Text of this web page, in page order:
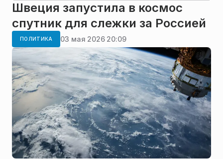
Швеция запустила в космос
спутник для слежки за Россией
ПОЛИТИКА 03 мая 2026 20:09